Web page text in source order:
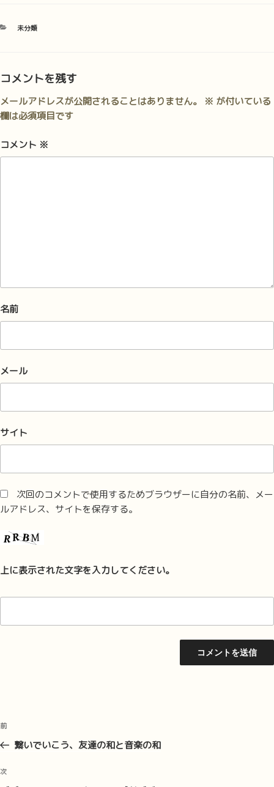
カ
ー
未分類
コメントを残す
メールアドレスが公開されることはありません。 ※ が付いている
欄は必須項目です
コメント ※
名前
メール
サイト
次回のコメントで使用するためブラウザーに自分の名前、メー
ルアドレス、サイトを保存する。
上に表示された文字を入力してください。
投
ナ
ビ
前
の
稿
前
繋いでいこう、友達の和と音楽の和
次
次